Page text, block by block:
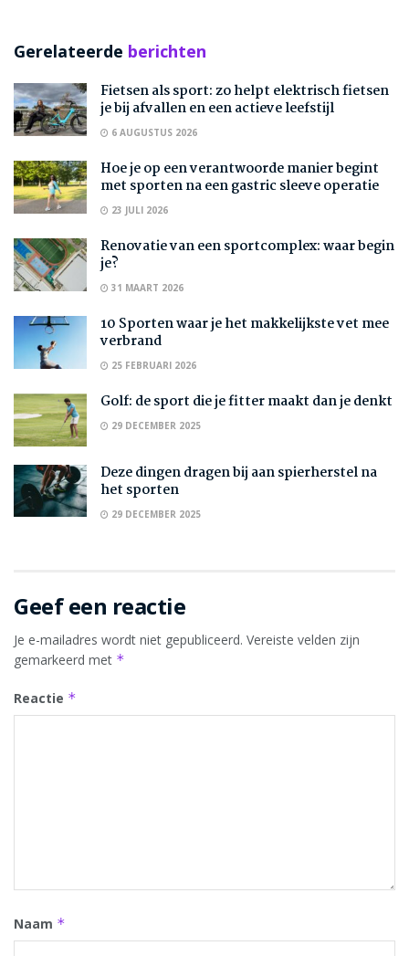
Gerelateerde berichten
Fietsen als sport: zo helpt elektrisch fietsen
je bij afvallen en een actieve leefstijl
6 AUGUSTUS 2026
Hoe je op een verantwoorde manier begint
met sporten na een gastric sleeve operatie
23 JULI 2026
Renovatie van een sportcomplex: waar begin
je?
31 MAART 2026
10 Sporten waar je het makkelijkste vet mee
verbrand
25 FEBRUARI 2026
Golf: de sport die je fitter maakt dan je denkt
29 DECEMBER 2025
Deze dingen dragen bij aan spierherstel na
het sporten
29 DECEMBER 2025
Geef een reactie
Je e-mailadres wordt niet gepubliceerd. Vereiste velden zijn
gemarkeerd met *
Reactie *
Naam *